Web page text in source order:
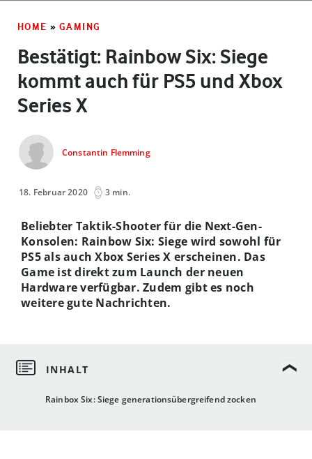
HOME » GAMING
Bestätigt: Rainbow Six: Siege
kommt auch für PS5 und Xbox
Series X
Constantin Flemming
18. Februar 2020 3 min.
Rainbox Six: Siege generationsübergreifend zocken
Beliebter Taktik-Shooter für die Next-Gen-
Konsolen: Rainbow Six: Siege wird sowohl für
PS5 als auch Xbox Series X erscheinen. Das
Game ist direkt zum Launch der neuen
Hardware verfügbar. Zudem gibt es noch
weitere gute Nachrichten.